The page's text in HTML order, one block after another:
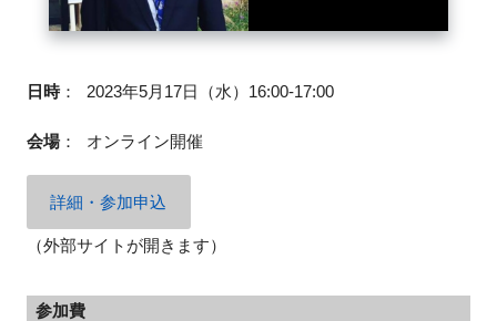
日時： 2023年5月17日（水）16:00-17:00
会場： オンライン開催
詳細・参加申込
（外部サイトが開きます）
参加費